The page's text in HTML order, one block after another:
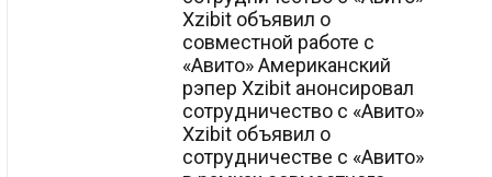
Xzibit объявил о
совместной работе с
«Авито» Американский
рэпер Xzibit анонсировал
сотрудничество с «Авито»
Xzibit объявил о
сотрудничестве с «Авито»